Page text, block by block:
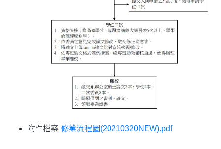
附件檔案 修業流程圖(20210320NEW).pdf